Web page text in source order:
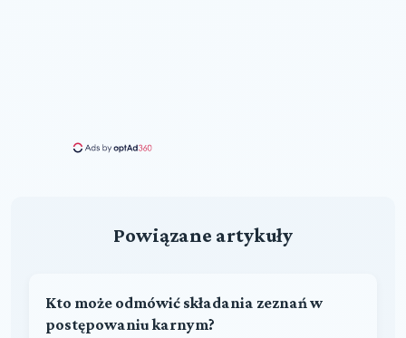
Powiązane artykuły
Kto może odmówić składania zeznań w
postępowaniu karnym?